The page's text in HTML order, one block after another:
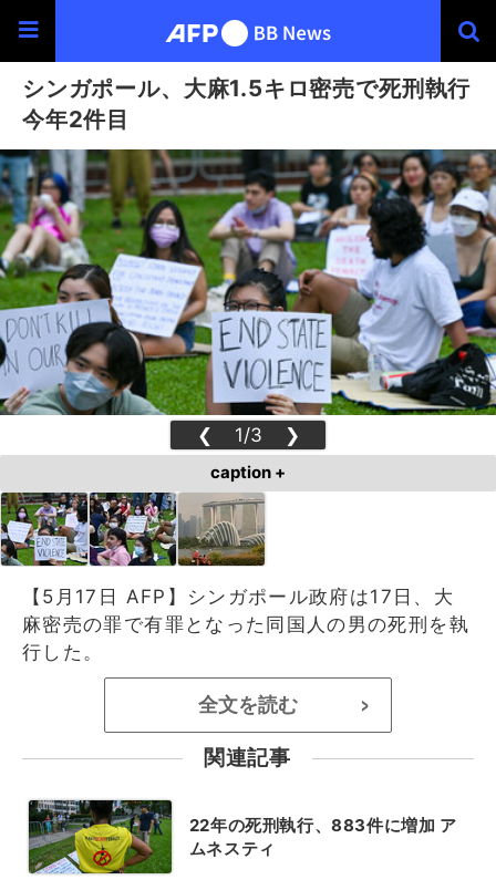
シンガポール、大麻1.5キロ密売で死刑執行
今年2件目
❮ 1/3 ❯
caption +
【5月17日 AFP】シンガポール政府は17日、大
麻密売の罪で有罪となった同国人の男の死刑を執
行した。
全文を読む >
関連記事
22年の死刑執行、883件に増加 ア
ムネスティ